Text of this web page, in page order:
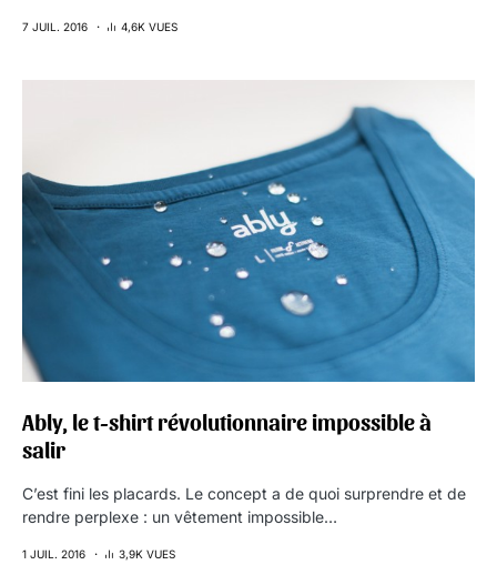
7 JUIL. 2016 4,6K VUES
Ably, le t-shirt révolutionnaire impossible à
salir
C’est fini les placards. Le concept a de quoi surprendre et de
rendre perplexe : un vêtement impossible…
1 JUIL. 2016 3,9K VUES